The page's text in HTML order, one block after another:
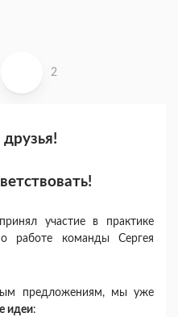
2
участие в практике
работе команды Сергея
предложениям, мы уже
идеи: